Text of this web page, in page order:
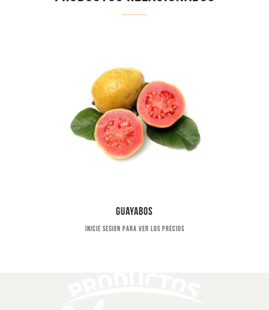
Guayabos
Inicie sesion para ver los precios